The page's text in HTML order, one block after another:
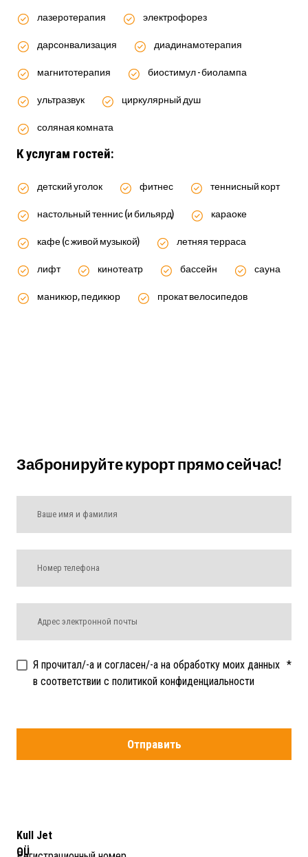
лазеротерапия электрофорез
дарсонвализация диадинамотерапия
магнитотерапия биостимул - биолампа
ультразвук циркулярный душ
соляная комната
К услугам гостей:
детский уголок фитнес теннисный корт
настольный теннис (и бильярд) караоке
кафе (с живой музыкой) летняя терраса
лифт кинотеатр бассейн сауна
маникюр, педикюр прокат велосипедов
Забронируйте курорт прямо сейчас!
Я прочитал/-а и согласен/-а на обработку моих данных
в соответствии с политикой конфиденциальности
*
Отправить
Kull Jet
OÜ